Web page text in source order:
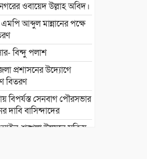
ওবায়েদ উল্লাহ অবিদ।
আব্দুল মান্নানের পক্ষে
বিন্দু পলাশ
প্রশাসনের উদ্যোগে
বিতরণ
বিপর্যস্ত সেনবাগ পৌরসভার
দাবি বাসিন্দাদের
শৃঙ্খলা উন্নয়নে সক্রিয়